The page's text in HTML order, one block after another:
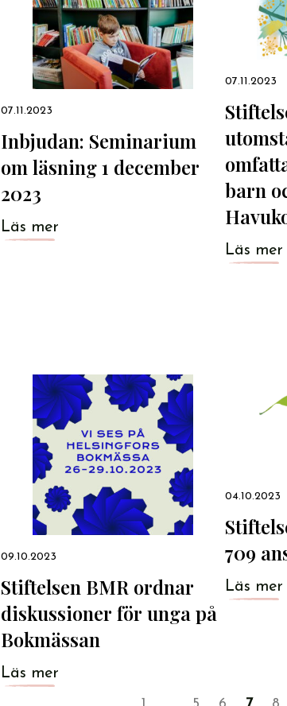
07.11.2023
Inbjudan: Seminarium
om läsning 1 december
2023
Läs mer
07.11.2023
barn
Läs mer
09.10.2023
Stiftelsen BMR ordnar
diskussioner för unga på
Bokmässan
Läs mer
04.10.2023
709
Läs mer